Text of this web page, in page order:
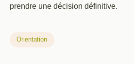
prendre une décision définitive.
Orientation